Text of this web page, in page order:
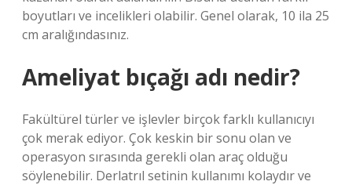
boyutları ve incelikleri olabilir. Genel olarak, 10 ila 25
cm aralığındasınız.
Ameliyat bıçağı adı nedir?
Fakültürel türler ve işlevler birçok farklı kullanıcıyı
çok merak ediyor. Çok keskin bir sonu olan ve
operasyon sırasında gerekli olan araç olduğu
söylenebilir. Derlatrıl setinin kullanımı kolaydır ve